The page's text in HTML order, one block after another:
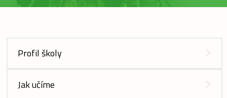
Profil školy
Jak učíme